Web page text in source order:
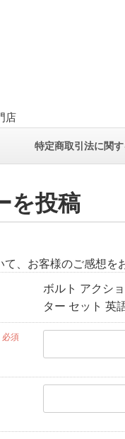
店
特定商取引法に関
を投稿
て、お客様のご感想を
ボルト アクシ
ター セット 英
必須